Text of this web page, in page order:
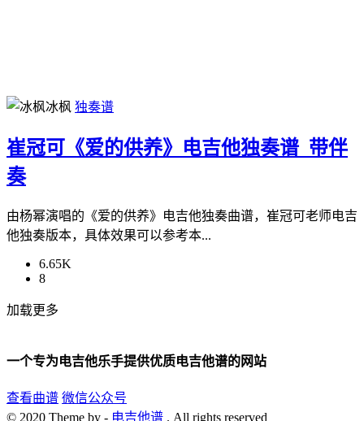
冰枫 独奏谱
崔冠可《爱的供养》电吉他独奏谱_带伴
奏
由杨幂演唱的《爱的供养》电吉他独奏曲谱，崔冠可老师电吉
他独奏版本，具体效果可以参考本...
6.65K
8
加载更多
一个专为电吉他乐手提供优质电吉他谱的网站
查看曲谱 微信公众号
© 2020 Theme by - 电吉他谱 . All rights reserved